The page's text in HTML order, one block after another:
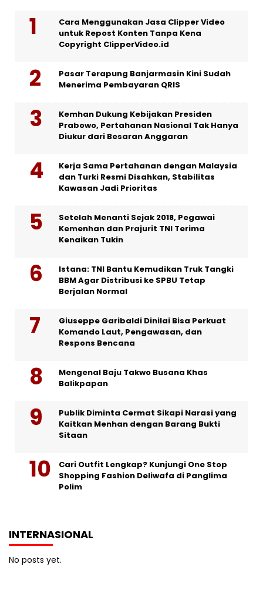
Cara Menggunakan Jasa Clipper Video
untuk Repost Konten Tanpa Kena
Copyright ClipperVideo.id
Pasar Terapung Banjarmasin Kini Sudah
Menerima Pembayaran QRIS
Kemhan Dukung Kebijakan Presiden
Prabowo, Pertahanan Nasional Tak Hanya
Diukur dari Besaran Anggaran
Kerja Sama Pertahanan dengan Malaysia
dan Turki Resmi Disahkan, Stabilitas
Kawasan Jadi Prioritas
Setelah Menanti Sejak 2018, Pegawai
Kemenhan dan Prajurit TNI Terima
Kenaikan Tukin
Istana: TNI Bantu Kemudikan Truk Tangki
BBM Agar Distribusi ke SPBU Tetap
Berjalan Normal
Giuseppe Garibaldi Dinilai Bisa Perkuat
Komando Laut, Pengawasan, dan
Respons Bencana
Mengenal Baju Takwo Busana Khas
Balikpapan
Publik Diminta Cermat Sikapi Narasi yang
Kaitkan Menhan dengan Barang Bukti
Sitaan
Cari Outfit Lengkap? Kunjungi One Stop
Shopping Fashion Deliwafa di Panglima
Polim
INTERNASIONAL
No posts yet.